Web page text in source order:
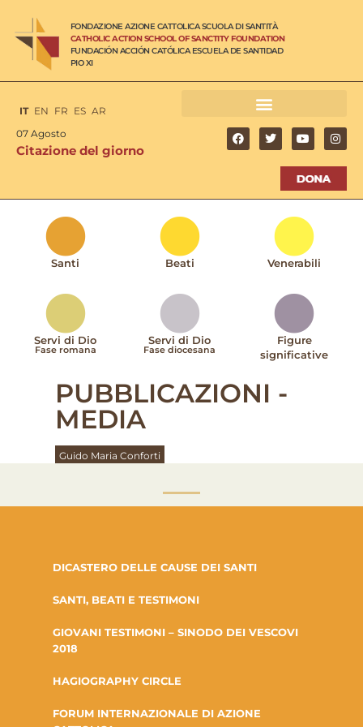
FONDAZIONE AZIONE CATTOLICA SCUOLA DI SANTITÀ
CATHOLIC ACTION SCHOOL OF SANCTITY FOUNDATION
FUNDACIÓN ACCIÓN CATÓLICA ESCUELA DE SANTIDAD
PIO XI
IT EN FR ES AR
07 Agosto
Citazione del giorno
Santi Beati Venerabili
Servi di Dio
Fase romana
Servi di Dio
Fase diocesana
Figure
significative
PUBBLICAZIONI -
MEDIA
Guido Maria Conforti
DICASTERO DELLE CAUSE DEI SANTI
SANTI, BEATI E TESTIMONI
GIOVANI TESTIMONI – SINODO DEI VESCOVI
2018
HAGIOGRAPHY CIRCLE
FORUM INTERNAZIONALE DI AZIONE